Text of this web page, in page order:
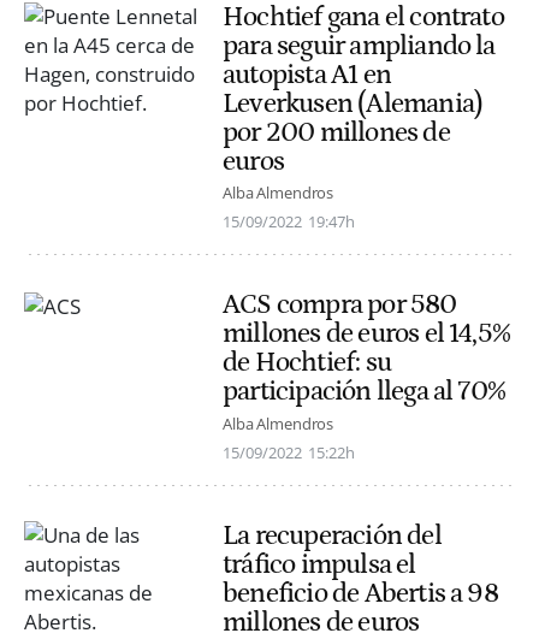
Hochtief gana el contrato
para seguir ampliando la
autopista A1 en
Leverkusen (Alemania)
por 200 millones de
euros
Alba Almendros
15/09/2022 19:47h
ACS compra por 580
millones de euros el 14,5%
de Hochtief: su
participación llega al 70%
Alba Almendros
15/09/2022 15:22h
La recuperación del
tráfico impulsa el
beneficio de Abertis a 98
millones de euros